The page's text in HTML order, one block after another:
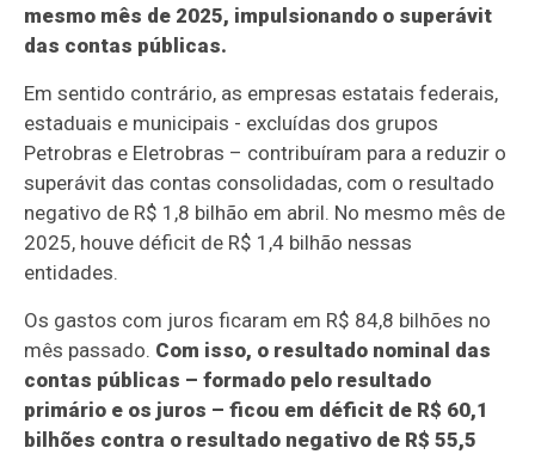
mesmo mês de 2025, impulsionando o superávit
das contas públicas.
Em sentido contrário, as empresas estatais federais,
estaduais e municipais - excluídas dos grupos
Petrobras e Eletrobras – contribuíram para a reduzir o
superávit das contas consolidadas, com o resultado
negativo de R$ 1,8 bilhão em abril. No mesmo mês de
2025, houve déficit de R$ 1,4 bilhão nessas
entidades.
Os gastos com juros ficaram em R$ 84,8 bilhões no
mês passado. Com isso, o resultado nominal das
contas públicas – formado pelo resultado
primário e os juros – ficou em déficit de R$ 60,1
bilhões contra o resultado negativo de R$ 55,5